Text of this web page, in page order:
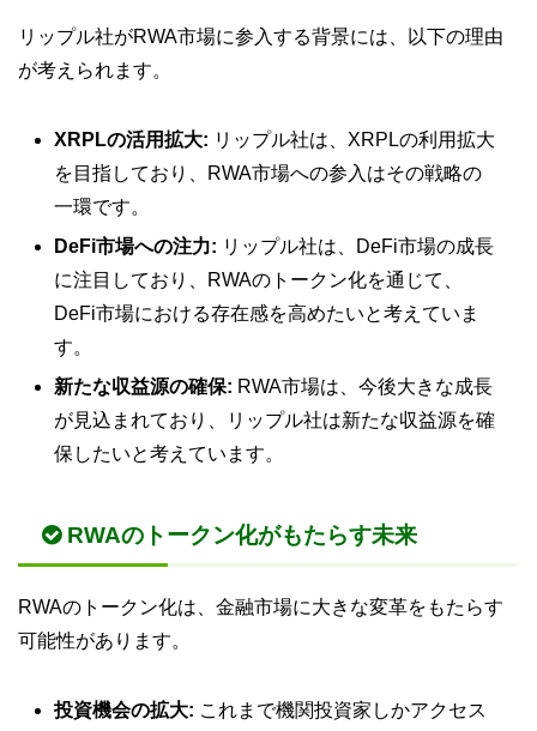
リップル社がRWA市場に参入する背景には、以下の理由
が考えられます。
XRPLの活用拡大: リップル社は、XRPLの利用拡大
を目指しており、RWA市場への参入はその戦略の
一環です。
DeFi市場への注力: リップル社は、DeFi市場の成長
に注目しており、RWAのトークン化を通じて、
DeFi市場における存在感を高めたいと考えていま
す。
新たな収益源の確保: RWA市場は、今後大きな成長
が見込まれており、リップル社は新たな収益源を確
保したいと考えています。
RWAのトークン化がもたらす未来
RWAのトークン化は、金融市場に大きな変革をもたらす
可能性があります。
投資機会の拡大: これまで機関投資家しかアクセス